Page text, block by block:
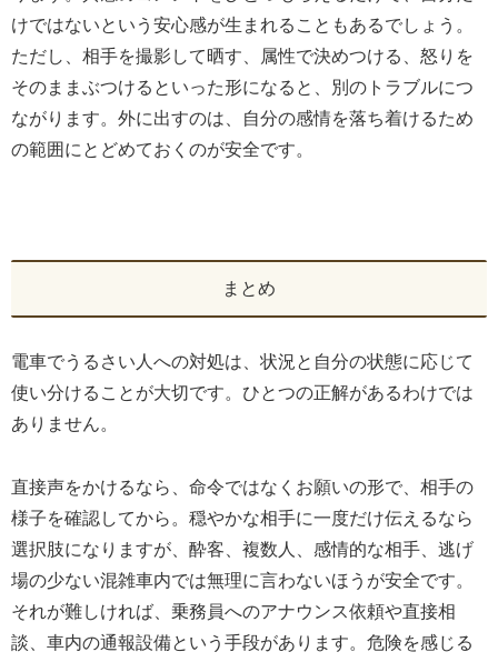
けではないという安心感が生まれることもあるでしょう。
ただし、相手を撮影して晒す、属性で決めつける、怒りを
そのままぶつけるといった形になると、別のトラブルにつ
ながります。外に出すのは、自分の感情を落ち着けるため
の範囲にとどめておくのが安全です。
まとめ
電車でうるさい人への対処は、状況と自分の状態に応じて
使い分けることが大切です。ひとつの正解があるわけでは
ありません。
直接声をかけるなら、命令ではなくお願いの形で、相手の
様子を確認してから。穏やかな相手に一度だけ伝えるなら
選択肢になりますが、酔客、複数人、感情的な相手、逃げ
場の少ない混雑車内では無理に言わないほうが安全です。
それが難しければ、乗務員へのアナウンス依頼や直接相
談、車内の通報設備という手段があります。危険を感じる